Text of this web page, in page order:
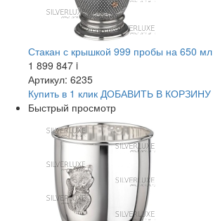
Стакан с крышкой 999 пробы на 650 мл
1 899 847 i
Артикул: 6235
Купить в 1 клик ДОБАВИТЬ В КОРЗИНУ
Быстрый просмотр